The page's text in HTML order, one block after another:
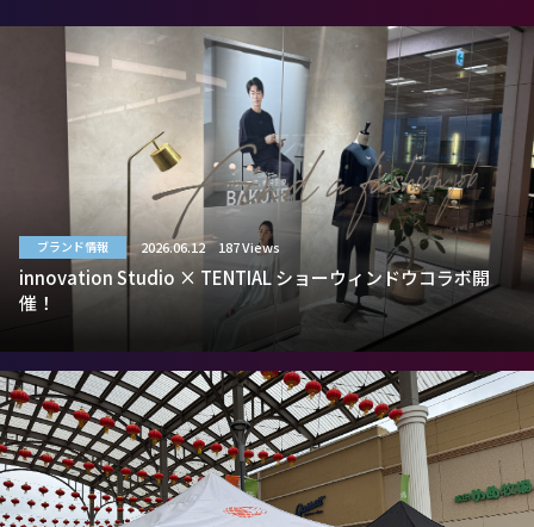
ブランド情報 2026.06.12 187 Views
innovation Studio × TENTIAL ショーウィンドウコラボ開
催！